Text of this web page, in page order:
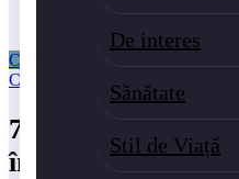
De interes
Sănătate
Stil de Viață
Casa si Gradina
Comentarii
7 trucuri pentru a
într-o cameră mică